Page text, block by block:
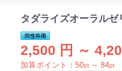
タダライズオーラル
2,500 円 ～
加算ポイント： 50pt ～ 84pt